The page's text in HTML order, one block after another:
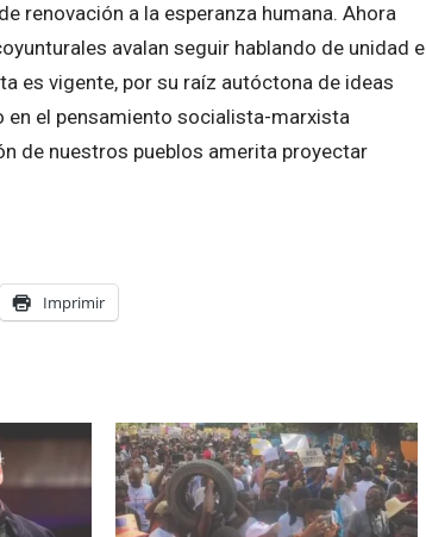
renovación a la esperanza humana. Ahora
avalan seguir hablando de unidad e
es vigente, por su raíz autóctona de ideas
el pensamiento socialista-marxista
de nuestros pueblos amerita proyectar
Imprimir